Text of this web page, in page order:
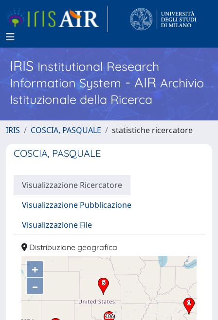
IRISInstitutional Research
Information System - AIR Archivio
Istituzionale della Ricerca
IRIS COSCIA, PASQUALE statistiche ricercatore
COSCIA, PASQUALE
Visualizzazione Ricercatore
Visualizzazione Pubblicazione
Visualizzazione File
Distribuzione geografica
+
–